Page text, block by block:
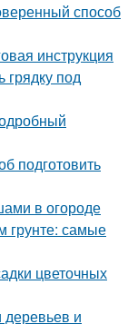
способ
инструкция
грядку под
подготовить
в огороде
грунте: самые
цветочных
и